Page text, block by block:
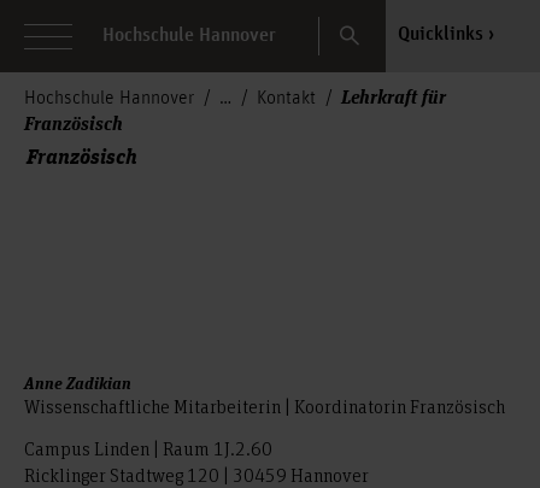
Hochschule Hannover Search Quicklinks
Hochschule Hannover Kontakt
Lehrkraft für
Französisch
Französisch
Anne Zadikian
Wissenschaftliche Mitarbeiterin | Koordinatorin Französisch
Campus Linden | Raum 1J.2.60
Ricklinger Stadtweg 120 | 30459 Hannover